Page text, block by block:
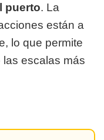
puerto. La
están a
lo que permite
escalas más